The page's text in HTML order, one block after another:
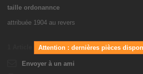
taille ordonannce
attribuée 1904 au revers
Attention : dernières pièces
Envoyer à un ami